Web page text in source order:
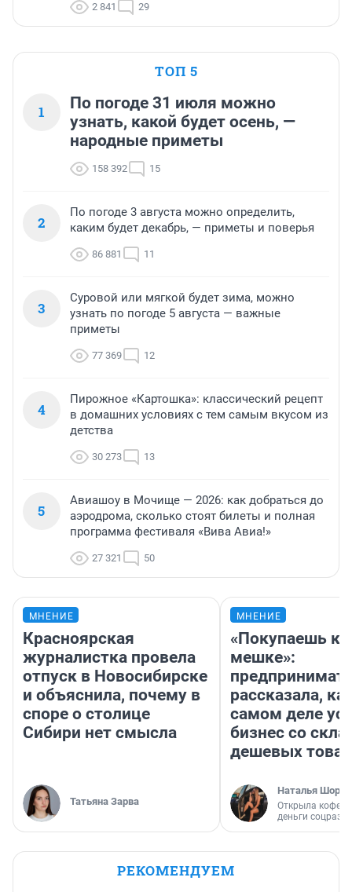
2 841 29
ТОП 5
1
По погоде 31 июля можно
узнать, какой будет осень, —
народные приметы
158 392 15
2
По погоде 3 августа можно определить,
каким будет декабрь, — приметы и поверья
86 881 11
3
Суровой или мягкой будет зима, можно
узнать по погоде 5 августа — важные
приметы
77 369 12
4
Пирожное «Картошка»: классический рецепт
в домашних условиях с тем самым вкусом из
детства
30 273 13
5
Авиашоу в Мочище — 2026: как добраться до
аэродрома, сколько стоят билеты и полная
программа фестиваля «Вива Авиа!»
27 321 50
МНЕНИЕ
Красноярская
журналистка провела
отпуск в Новосибирске
и объяснила, почему в
споре о столице
Сибири нет смысла
Татьяна Зарва
МНЕНИЕ
«Покупаешь
мешке»:
рассказала,
самом деле
бизнес со
дешевых
Наталья
Открыла
деньги
РЕКОМЕНДУЕМ